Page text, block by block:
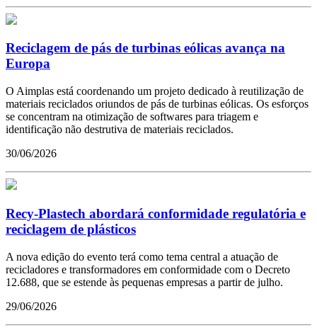
Reciclagem de pás de turbinas eólicas avança na
Europa
O Aimplas está coordenando um projeto dedicado à reutilização de
materiais reciclados oriundos de pás de turbinas eólicas. Os esforços
se concentram na otimização de softwares para triagem e
identificação não destrutiva de materiais reciclados.
30/06/2026
Recy-Plastech abordará conformidade regulatória e
reciclagem de plásticos
A nova edição do evento terá como tema central a atuação de
recicladores e transformadores em conformidade com o Decreto
12.688, que se estende às pequenas empresas a partir de julho.
29/06/2026